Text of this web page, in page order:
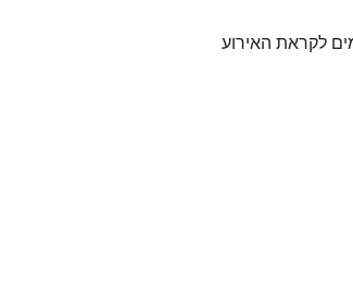
לקראת האירוע